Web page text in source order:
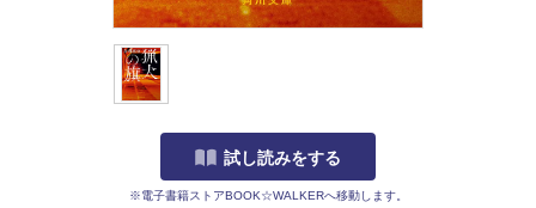
試し読みをする
※電子書籍ストアBOOK☆WALKERへ移動します。